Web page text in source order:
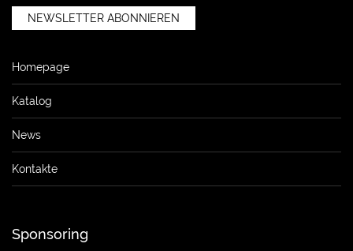
NEWSLETTER ABONNIEREN
Homepage
Katalog
News
Kontakte
Sponsoring